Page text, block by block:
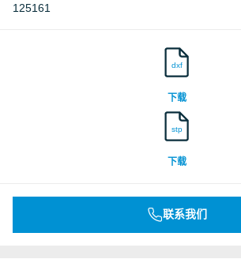
125161
dxf
下载
stp
下载
联系我们